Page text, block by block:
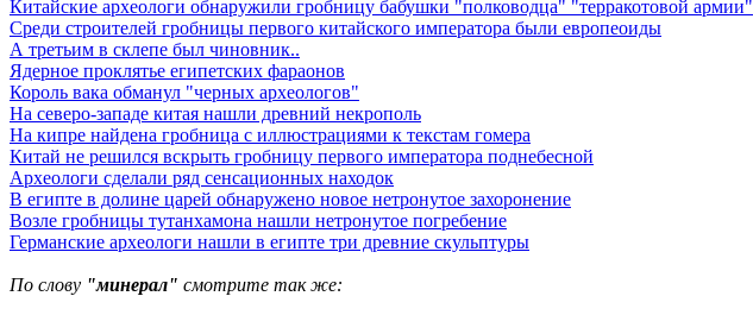
Китайские археологи обнаружили гробницу бабушки "полководца" "терракотовой армии"
Среди строителей гробницы первого китайского императора были европеоиды
А третьим в склепе был чиновник..
Ядерное проклятье египетских фараонов
Король вака обманул "черных археологов"
На северо-западе китая нашли древний некрополь
На кипре найдена гробница с иллюстрациями к текстам гомера
Китай не решился вскрыть гробницу первого императора поднебесной
Археологи сделали ряд сенсационных находок
В египте в долине царей обнаружено новое нетронутое захоронение
Возле гробницы тутанхамона нашли нетронутое погребение
Германские археологи нашли в египте три древние скульптуры
По слову "минерал" смотрите так же: